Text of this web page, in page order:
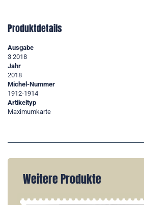
Produktdetails
Ausgabe
3 2018
Jahr
2018
Michel-Nummer
1912-1914
Artikeltyp
Maximumkarte
Weitere Produkte